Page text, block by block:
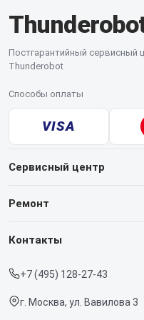
Постгарантийный сервисный
Thunderobot
Способы оплаты
VISA
Сервисный центр
О нашем сервисе
Срочный ремонт
Доставка и способы оплаты
Ремонт
Ноутбуков
Контакты
+7 (495) 128-27-43
г. Москва, ул. Вавилова 3